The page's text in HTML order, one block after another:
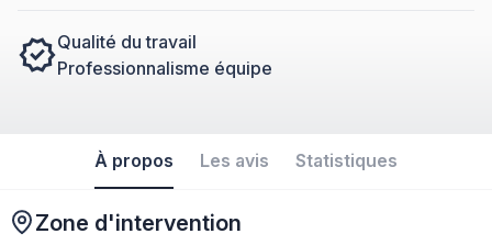
Qualité du travail
Professionnalisme équipe
À propos Les avis Statistiques
Zone d'intervention